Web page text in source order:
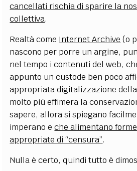
cancellati rischia di sparire la
collettiva.
Realtà come Internet Archive (o
nascono per porre un argine,
nel tempo i contenuti del web,
appunto un custode ben poco
appropriata digitalizzazione
molto più effimera la
sapere, allora si spiegano
imperano eche alimentano
appropriate di “censura”.
Nulla è certo, quindi tutto è